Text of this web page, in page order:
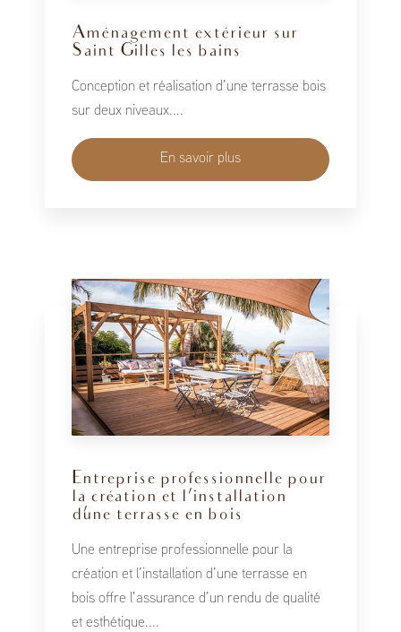
Aménagement extérieur sur
Saint Gilles les bains
Conception et réalisation d’une terrasse bois
sur deux niveaux....
En savoir plus
Entreprise professionnelle pour
la création et l’installation
d’une terrasse en bois
Une entreprise professionnelle pour la
création et l’installation d’une terrasse en
bois offre l’assurance d’un rendu de qualité
et esthétique....